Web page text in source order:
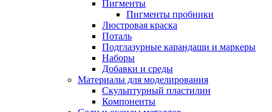
Пигменты
Пигменты пробники
Люстровая краска
Поталь
Подглазурные карандаши и маркеры
Наборы
Добавки и среды
Материалы для моделирования
Скульптурный пластилин
Компоненты